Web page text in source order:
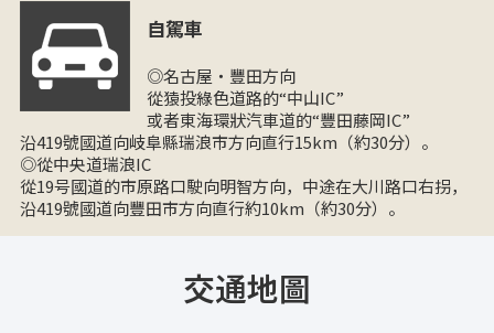
自駕車
◎名古屋・豐田方向
從猿投綠色道路的“中山IC”
或者東海環狀汽車道的“豐田藤岡IC”
沿419號國道向岐阜縣瑞浪市方向直行15km（約30分）。
◎從中央道瑞浪IC
從19号國道的市原路口駛向明智方向，中途在大川路口右拐，
沿419號國道向豐田市方向直行約10km（約30分）。
交通地圖